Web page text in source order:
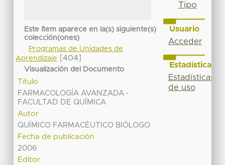
Este ítem aparece en la(s) siguiente(s)
colección(ones)
Programas de Unidades de
Aprendizaje
[404]
Visualización del Documento
Título
FARMACOLOGÍA AVANZADA -
FACULTAD DE QUÍMICA
Autor
QUÍMICO FARMACÉUTICO BIÓLOGO
Fecha de publicación
2006
Editor
Tipo
Usuario
Acceder
Estadísticas
Estadísticas
de uso